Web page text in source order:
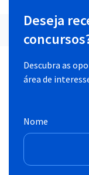
Deseja
Descubra as
área de
Nome